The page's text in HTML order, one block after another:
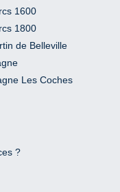
1600
1800
de Belleville
Les Coches
?